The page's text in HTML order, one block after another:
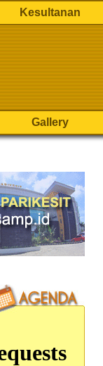
Kesultanan
Gallery